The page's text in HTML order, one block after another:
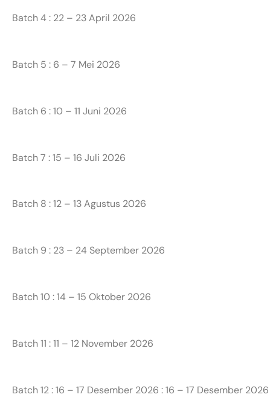
Batch 4 : 22 – 23 April 2026
Batch 5 : 6 – 7 Mei 2026
Batch 6 : 10 – 11 Juni 2026
Batch 7 : 15 – 16 Juli 2026
Batch 8 : 12 – 13 Agustus 2026
Batch 9 : 23 – 24 September 2026
Batch 10 : 14 – 15 Oktober 2026
Batch 11 : 11 – 12 November 2026
Batch 12 : 16 – 17 Desember 2026 : 16 – 17 Desember 2026